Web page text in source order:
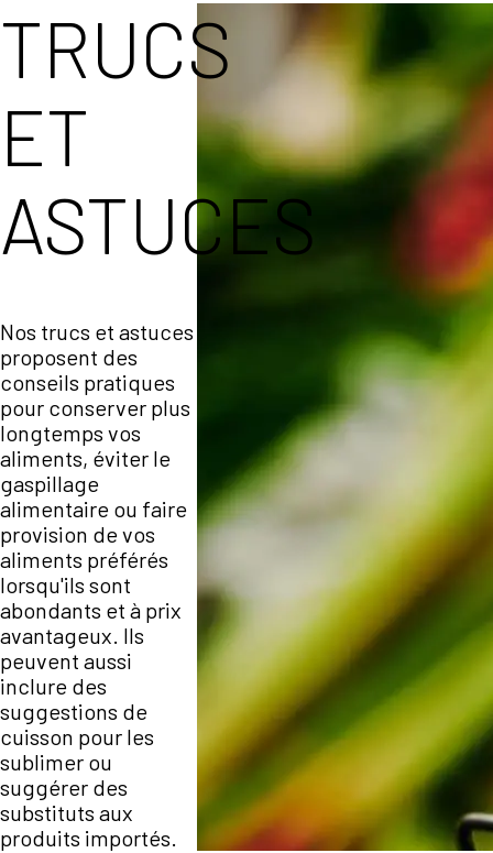
TRUCS
ET
ASTUCES
Nos trucs et astuces
proposent des
conseils pratiques
pour conserver plus
longtemps vos
aliments, éviter le
gaspillage
alimentaire ou faire
provision de vos
aliments préférés
lorsqu'ils sont
abondants et à prix
avantageux. Ils
peuvent aussi
inclure des
suggestions de
cuisson pour les
sublimer ou
suggérer des
substituts aux
produits importés.